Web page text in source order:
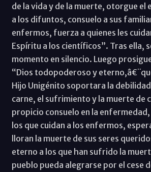
de la vida y de la muerte, otorgue el
a los difuntos, consuelo a sus
enfermos, fuerza a quienes les
Espíritu a los científicos”. Tras ella,
momento en silencio. Luego
“Dios todopoderoso y
Hijo Unigénito soportara la
carne, el sufrimiento y la muerte de
propicio consuelo en la
los que cuidan a los enfermos,
lloran la muerte de sus seres
eterno a los que han sufrido la
pueblo pueda alegrarse por el cese